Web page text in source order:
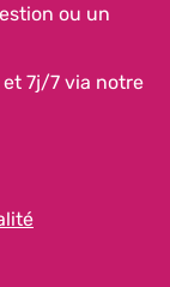
ou un
7j/7 via notre